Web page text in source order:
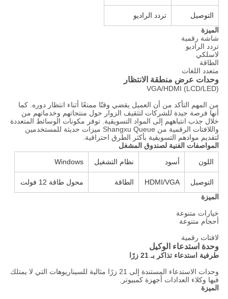
التوصيل
تردد الراديو
الميزة
شاشة رقمية
تردد الراديو
لاسلكي
الطاقة
متعدد اللغات
وحدات عرض منطقة الانتظار
(LCD/LED) VGA/HDMI
من المهم التأكد من أن العميل يقضي وقتًا ممتعًا أثناء انتظار دوره. كما
أنها فرصة جيدة للشركات لتثقيف الزوار حول منتجاتهم وخدماتهم من
خلال جذب انتباههم إلى المواد التسويقية. توفر مكونات الوسائط المتعددة
واللافتات الرقمية من Shangxu Queue ميزات حديثة للمستخدمين
لتقديم موادهم التسويقية بأكثر الطرق احترافية.
المواصفات الفنية لصندوق المشغل
اللون
أسود نظام التشغيل Windows
التوصيل HDMI/VGA الطاقة
محول طاقة 12 فولت
الميزة
خيارات متنوعة
أحجام متنوعة
لافتات رقمية
وحدة استدعاء الوكيل
طرفية استدعاء تذاكر بـ 21 زرًا
وحدات الاستدعاء المستندة إلى 21 زرًا مثالية للسيناريوهات التي لا يمتلك
فيها وكلاء العدادات أجهزة كمبيوتر.
الميزة